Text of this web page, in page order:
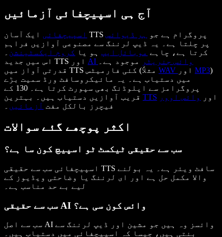
آج ہی اسپیچفائی آزمائیں
اسپیچفائی ایک آسان TTS پروگرام ہے جو
ہر ڈیوائس
پر چلتا ہے۔ یہ ڈیپ لرننگ سے مصنوعی آوازیں فراہم
کرتا ہے، چاہے موبائل ایپ ہو یا کروم ایکسٹینشن
AI وائس جنریٹر
موجود ہے۔
WAV MP3)
میں دستیاب ہے۔ یہ مائیکروسافٹ ورڈ سمیت بڑے
پروگرامز سے اپلوڈنگ بھی سپورٹ کرتا ہے۔ 130 کے
TTS اور
وائس اوور
فیچرز بالکل مفت آزمائیں
اکثر پوچھے گئے سوالات
سب سے حقیقی ٹیکسٹ ٹو اسپیچ کون سا ہے؟
اسپیچفائی سب سے حقیقی TTS سافٹ ویئر ہے۔ یہ بولنے
والا مکمل حل ہے اور ای لرننگ یا وضاحتی ویڈیوز کے
لیے بے حد مناسب ہے۔
سب سے حقیقی AI وائس کون سی ہے؟
سب سے اصل AI وائسز وہ ہیں جو مشین اور ڈیپ لرننگ سے
بنتی ہیں، جیسا کہ اسپیچفائی میں دستیاب ہیں۔